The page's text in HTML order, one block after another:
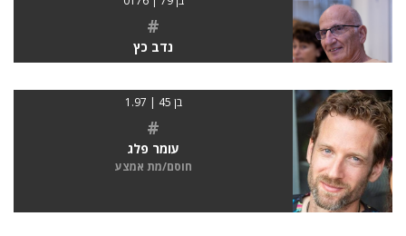
#
נדב כץ
בן 45 | 1.97
#
עומר פלג
חוסם/מת אמצע